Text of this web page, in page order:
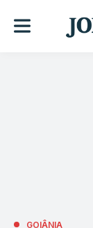
GOIÂNIA